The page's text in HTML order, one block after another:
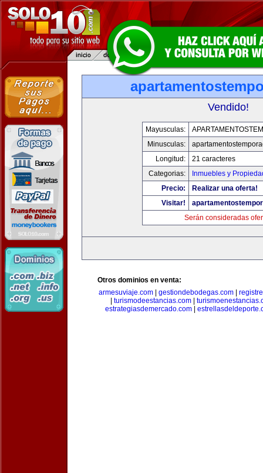
Vendido!
Mayusculas:
Minusculas:
Longitud:
21 caracteres
Categorias:
Inmuebles y
Precio:
Realizar una oferta!
Visitar!
Serán consideradas
Otros dominios en venta:
armesuviaje.com| gestiondebodegas.com|
turismodeestancias.com
estrategiasdemercado.com|